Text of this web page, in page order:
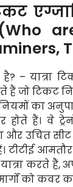
– यात्रा
हैं जो टिकट
का
होते हैं। वे
और उचित
टीटीई आमतौर
करते हैं,
को कवर